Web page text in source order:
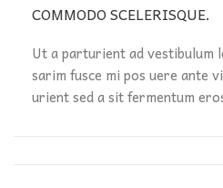
COMMODO SCELERISQUE.
Ut a parturient ad vestibulum
sarim fusce mi pos uere ante
urient sed a sit fermentum